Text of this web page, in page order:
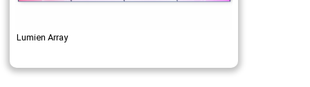
Lumien Array